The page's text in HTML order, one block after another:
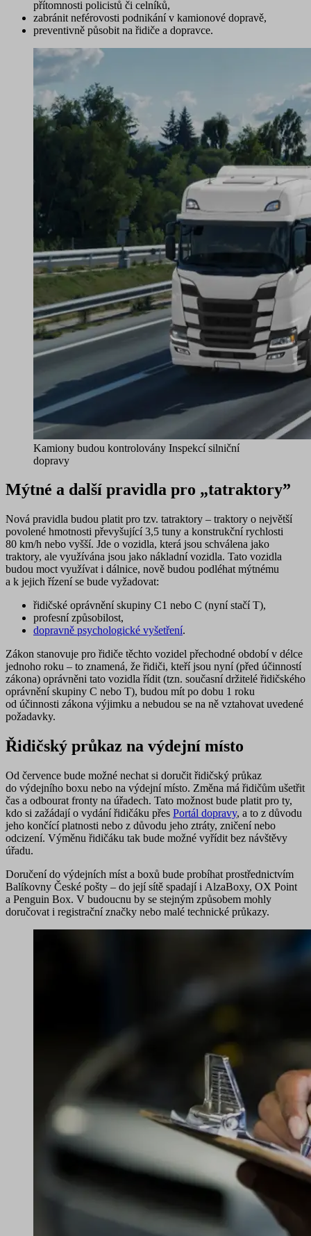
přítomnosti policistů či celníků,
zabránit neférovosti podnikánív kamionové dopravě,
preventivně působit na řidiče a dopravce.
Kamiony budou kontrolovány Inspekcí silniční
dopravy
Mýtné a další pravidla pro „tatraktory”
Nová pravidla budou platit pro tzv. tatraktory – traktory o největší
povolené hmotnosti převyšující 3,5 tuny a konstrukční rychlosti
80 km/h nebo vyšší. Jde o vozidla, která jsou schválena jako
traktory, ale využívána jsou jako nákladní vozidla. Tato vozidla
budou moct využívat i dálnice, nově budou podléhat mýtnému
a k jejich řízení se bude vyžadovat:
řidičské oprávnění skupiny C1 nebo C (nyní stačí T),
profesní způsobilost,
dopravně psychologické vyšetření.
Zákon stanovuje pro řidiče těchto vozidel přechodné období v délce
jednoho roku – to znamená, že řidiči, kteří jsou nyní (před účinností
zákona) oprávněni tato vozidla řídit (tzn. současní držitelé řidičského
oprávnění skupiny C nebo T), budou mít po dobu 1 roku
od účinnosti zákona výjimku a nebudou se na ně vztahovat uvedené
požadavky.
Řidičský průkaz na výdejní místo
Od července bude možné nechat si doručit řidičský průkaz
do výdejního boxu nebo na výdejní místo. Změna má řidičům ušetřit
čas a odbourat fronty na úřadech. Tato možnost bude platit pro ty,
kdo si zažádají o vydání řidičáku přes Portál dopravy, a to z důvodu
jeho končící platnosti nebo z důvodu jeho ztráty, zničení nebo
odcizení. Výměnu řidičáku tak bude možné vyřídit bez návštěvy
úřadu.
Doručení do výdejních míst a boxů bude probíhat prostřednictvím
Balíkovny České pošty – do její sítě spadají i AlzaBoxy, OX Point
a Penguin Box. V budoucnu by se stejným způsobem mohly
doručovat i registrační značky nebo malé technické průkazy.